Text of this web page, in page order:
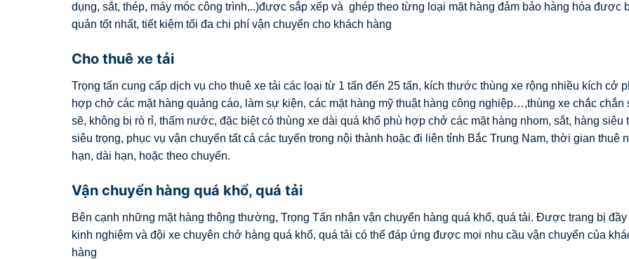
dụng, sắt, thép, máy móc công trình,..)được sắp xếp và ghép theo từng loại mặt hàng đảm bảo hàng hóa được
quản tốt nhất, tiết kiệm tối đa chi phí vận chuyển cho khách hàng
Cho thuê xe tải
Trọng tấn cung cấp dịch vụ cho thuê xe tải các loại từ 1 tấn đến 25 tấn, kích thước thùng xe rộng nhiều kích cở
hợp chở các mặt hàng quảng cáo, làm sự kiện, các mặt hàng mỹ thuật hàng công nghiệp…,thùng xe chắc chắn
sẽ, không bị rò rỉ, thấm nước, đặc biệt có thùng xe dài quá khổ phù hợp chở các mặt hàng nhom, sắt, hàng siêu
siêu trọng, phục vụ vận chuyển tất cả các tuyến trong nội thành hoặc đi liên tỉnh Bắc Trung Nam, thời gian thuê
hạn, dài hạn, hoặc theo chuyến.
Vận chuyển hàng quá khổ, quá tải
Bên cạnh những mặt hàng thông thường, Trọng Tấn nhận vận chuyển hàng quá khổ, quá tải. Được trang bị đầy
kinh nghiệm và đội xe chuyên chở hàng quá khổ, quá tải có thể đáp ứng được mọi nhu cầu vận chuyển của
hàng